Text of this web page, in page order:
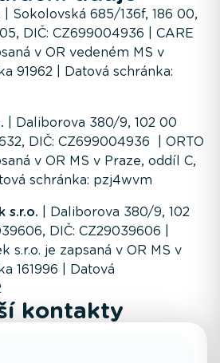
| Sokolovská 685/136f, 186 00,
DIČ: CZ699004936 | CARE
v OR vedeném MS v
91962 | Datová schránka:
| Daliborova 380/9, 102 00
DIČ: CZ699004936 | ORTO
v OR MS v Praze, oddíl C,
schránka: pzj4wvm
s.r.o.
| Daliborova 380/9, 102
DIČ: CZ29039606 |
s.r.o. je zapsaná v OR MS v
161996 | Datová
kontakty